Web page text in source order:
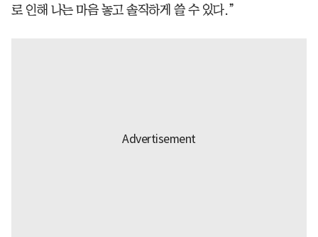
로 인해 나는 마음 놓고 솔직하게 쓸 수 있다.”